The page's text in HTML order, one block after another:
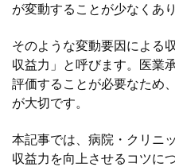
が変動することが少なくあ
そのような変動要因による
収益力」と呼びます。医業
評価することが必要なため
が大切です。
本記事では、病院・クリニ
収益力を向上させるコツに